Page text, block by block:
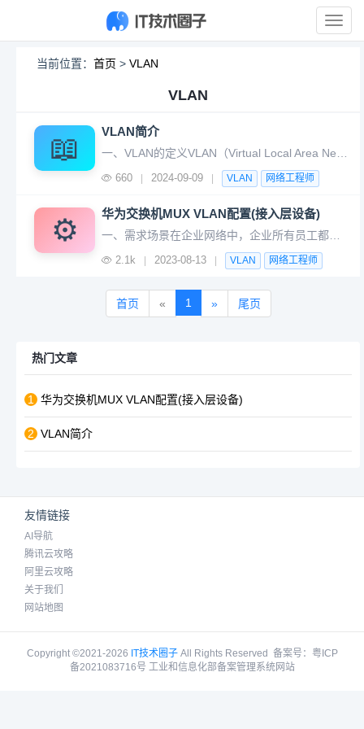
展
开
当前位置： 首页 > VLAN
VLAN
📖 VLAN简介
660 2024-09-09 VLAN 网络工程师
⚙️ 华为交换机MUX VLAN配置(接入层设备)
2.1k 2023-08-13 VLAN 网络工程师
首页 « 1 » 尾页
热门文章
1 华为交换机MUX VLAN配置(接入层设备)
2 VLAN简介
友情链接
AI导航
腾讯云攻略
阿里云攻略
关于我们
网站地图
Copyright ©2021-2026 IT技术圈子 All Rights Reserved 备案号： 粤ICP
备2021083716号 工业和信息化部备案管理系统网站